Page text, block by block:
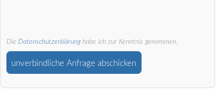
Die Datenschutzerklärunghabe ich zur Kenntnis genommen.
unverbindliche Anfrage abschicken